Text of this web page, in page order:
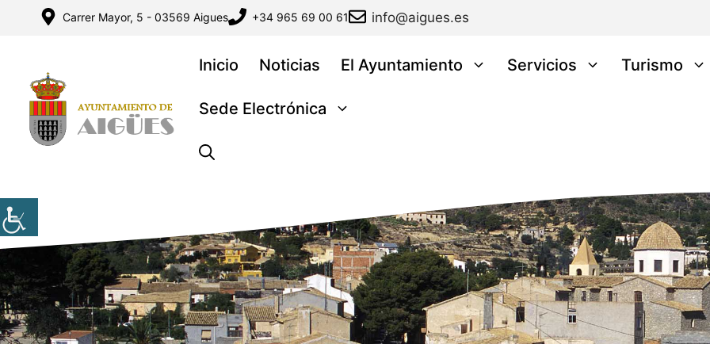
Carrer Mayor, 5 - 03569 Aigues +34 965 69 00 61 info@aigues.es
Inicio Noticias El Ayuntamiento Servicios Turismo
Sede Electrónica